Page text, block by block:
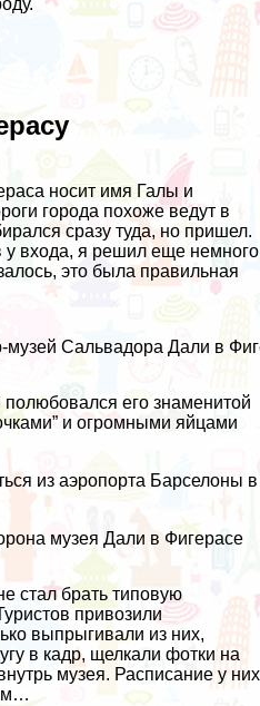
носит имя Галы и
города похоже ведут в
сразу туда, но пришел.
у входа, я решил еще немного
это была правильная
музей Сальвадора Дали в
его знаменитой
и огромными яйцами
из аэропорта Барселоны в
музея Дали в Фигерасе
стал брать типовую
привозили
выпрыгивали из них,
в кадр, щелкали фотки на
музея. Расписание у них